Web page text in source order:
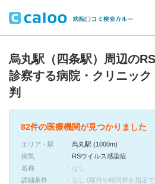
烏丸駅（四条駅）周辺の
診察する病院・クリニック
判
82件の医療機関が見つかりました
エリア・駅
烏丸駅 (1000m)
病気
RSウイルス感染症
名称
なし
詳細条件
なし (曜日や時間帯を指定